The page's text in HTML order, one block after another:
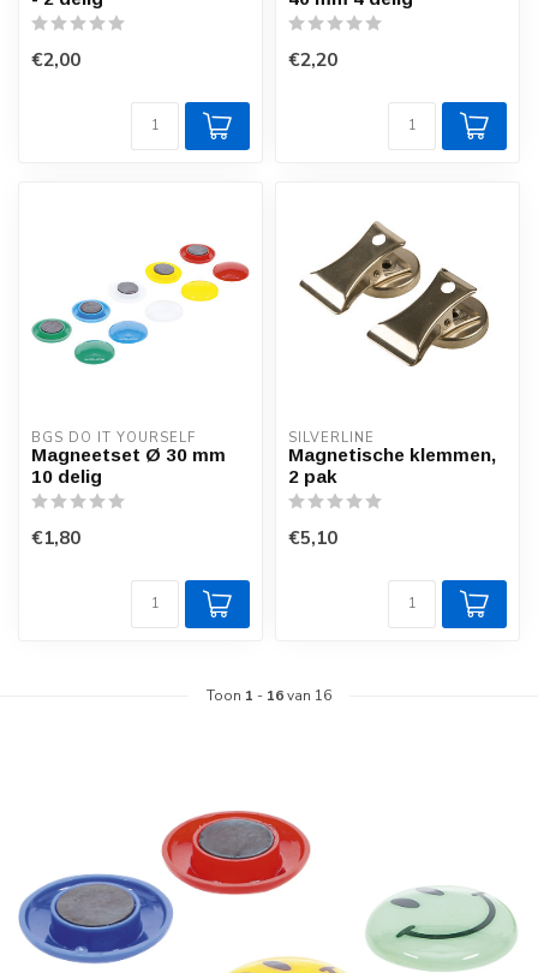
€2,00 €2,20
BGS DO IT YOURSELF
Magneetset Ø 30 mm
10 delig
€1,80
SILVERLINE
Magnetische klemmen,
2 pak
€5,10
Toon 1 - 16van 16